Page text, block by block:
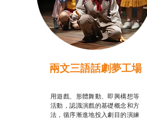
兩文三語話劇夢工場
用遊戲、形體舞動、即興構想等
活動，認識演戲的基礎概念和方
法，循序漸進地投入劇目的演練